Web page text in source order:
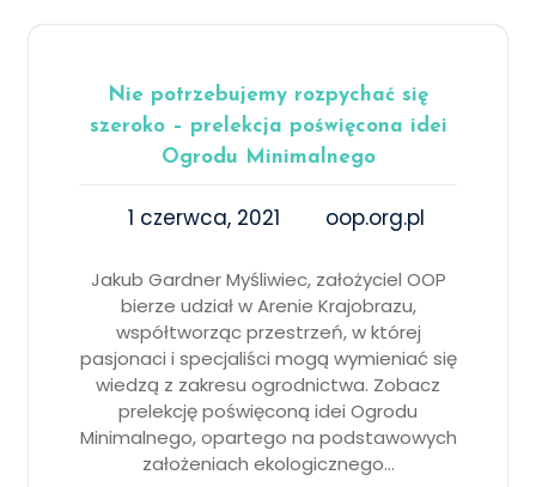
Nie potrzebujemy rozpychać się
szeroko – prelekcja poświęcona idei
Ogrodu Minimalnego
1 czerwca, 2021 oop.org.pl
Jakub Gardner Myśliwiec, założyciel OOP
bierze udział w Arenie Krajobrazu,
współtworząc przestrzeń, w której
pasjonaci i specjaliści mogą wymieniać się
wiedzą z zakresu ogrodnictwa. Zobacz
prelekcję poświęconą idei Ogrodu
Minimalnego, opartego na podstawowych
założeniach ekologicznego…